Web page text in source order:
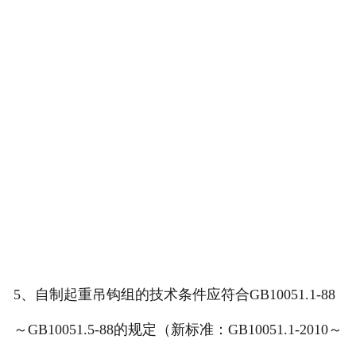
5、自制起重吊钩组的技术条件应符合GB10051.1-88
～GB10051.5-88的规定（新标准：GB10051.1-2010～